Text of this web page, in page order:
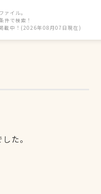
イル。
件で検索！
載中！(2026年08月07日現在)
た。